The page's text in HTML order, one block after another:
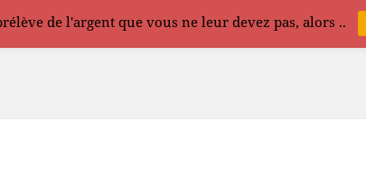
de l'argent que vous ne leur devez pas, alors ..